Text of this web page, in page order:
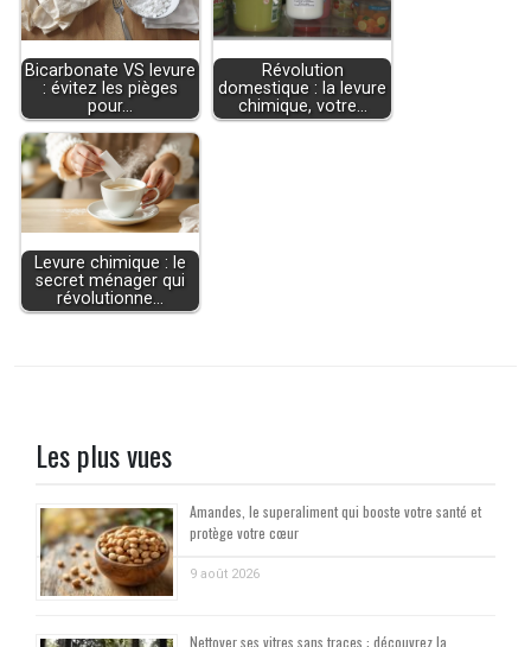
Bicarbonate VS levure
: évitez les pièges
pour…
Révolution
domestique : la levure
chimique, votre…
Levure chimique : le
secret ménager qui
révolutionne…
Les plus vues
Amandes, le superaliment qui booste votre santé et
protège votre cœur
9 août 2026
Nettoyer ses vitres sans traces : découvrez la